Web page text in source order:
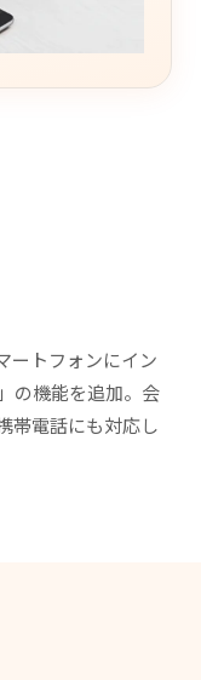
ートフォンにイン
の機能を追加。会
帯電話にも対応し